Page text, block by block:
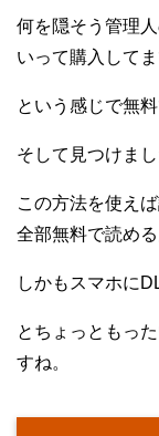
何を隠そう管理
いって購入して
という感じで無
そして見つけま
この方法を使え
全部無料で読める
しかもスマホに
とちょっともっ
すね。